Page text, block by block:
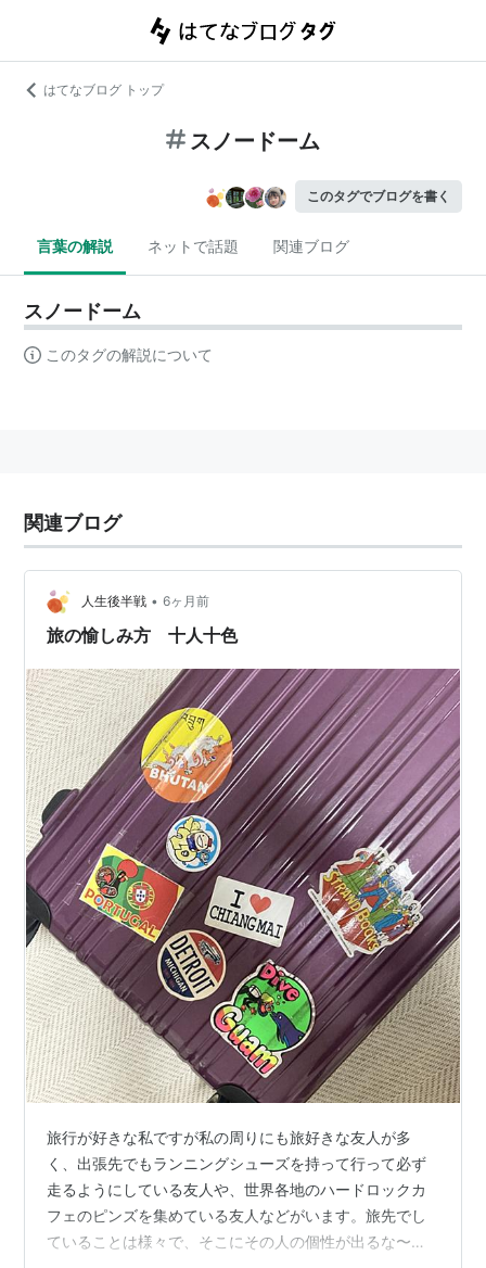
はてなブログ トップ
スノードーム
このタグでブログを書く
言葉の解説 ネットで話題 関連ブログ
スノードーム
このタグの解説について
関連ブログ
人生後半戦 • 6ヶ月前
旅の愉しみ方 十人十色
旅行が好きな私ですが私の周りにも旅好きな友人が多
く、出張先でもランニングシューズを持って行って必ず
走るようにしている友人や、世界各地のハードロックカ
フェのピンズを集めている友人などがいます。旅先でし
ていることは様々で、そこにその人の個性が出るな〜と